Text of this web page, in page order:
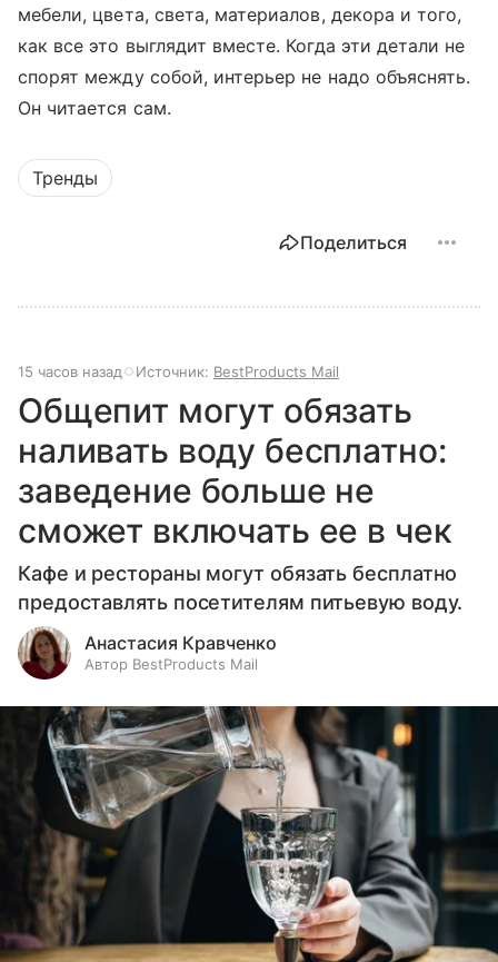
мебели, цвета, света, материалов, декора и того,
как все это выглядит вместе. Когда эти детали не
спорят между собой, интерьер не надо объяснять.
Он читается сам.
Тренды
Поделиться
15 часов назад Источник: BestProducts Mail
Общепит могут обязать
наливать воду бесплатно:
заведение больше не
сможет включать ее в чек
Кафе и рестораны могут обязать бесплатно
предоставлять посетителям питьевую воду.
Анастасия Кравченко
Автор BestProducts Mail